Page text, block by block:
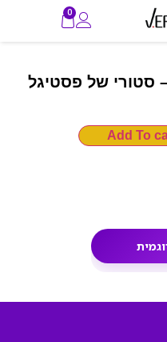
0
סטורי של פסטיגל
Add To